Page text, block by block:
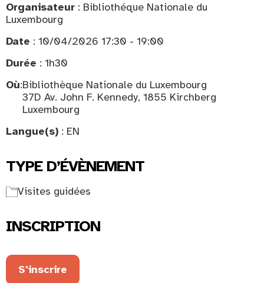
Organisateur : Bibliothéque Nationale du
Luxembourg
Date : 10/04/2026 17:30 - 19:00
Durée : 1h30
Où:Bibliothèque Nationale du Luxembourg
37D Av. John F. Kennedy, 1855 Kirchberg
Luxembourg
Langue(s) : EN
TYPE D’ÉVÈNEMENT
Visites guidées
INSCRIPTION
S'inscrire